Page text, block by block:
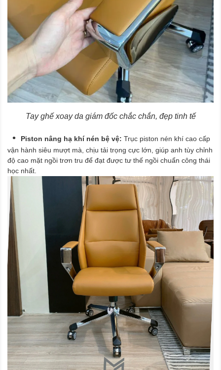
Tay ghế xoay da giám đốc chắc chắn, đẹp tinh tế
Piston nâng hạ khí nén bệ vệ: Trục piston nén khí cao cấp
vận hành siêu mượt mà, chịu tải trọng cực lớn, giúp anh tùy chỉnh
độ cao mặt ngồi trơn tru để đạt được tư thế ngồi chuẩn công thái
học nhất.